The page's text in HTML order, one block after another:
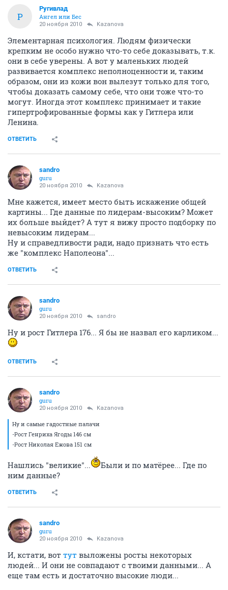
Р
Ругивлад
Ангел или Бес
20 ноября 2010 Kazanova
Элементарная психология. Людям физически
крепким не особо нужно что-то себе доказывать, т.к.
они в себе уверены. А вот у маленьких людей
развивается комплекс неполноценности и, таким
образом, они из кожи вон вылезут только для того,
чтобы доказать самому себе, что они тоже что-то
могут. Иногда этот комплекс принимает и такие
гипертрофированные формы как у Гитлера или
Ленина.
ОТВЕТИТЬ
sandro
guru
20 ноября 2010 Kazanova
Мне кажется, имеет место быть искажение общей
картины... Где данные по лидерам-высоким? Может
их больше выйдет? А тут я вижу просто подборку по
невысоким лидерам...
Ну и справедливости ради, надо признать что есть
же "комплекс Наполеона"...
ОТВЕТИТЬ
sandro
guru
20 ноября 2010 sandro
Ну и рост Гитлера 176... Я бы не назвал его карликом...
ОТВЕТИТЬ
sandro
guru
20 ноября 2010 Kazanova
Ну и самые гадостные палачи
-Рост Генриха Ягоды 146 см
-Рост Николая Ежова 151 cм
Нашлись "великие"...
Были и по матёрее... Где по
ним данные?
ОТВЕТИТЬ
sandro
guru
20 ноября 2010 Kazanova
И, кстати, вот тут выложены росты некоторых
людей... И они не совпадают с твоими данными... А
еще там есть и достаточно высокие люди...